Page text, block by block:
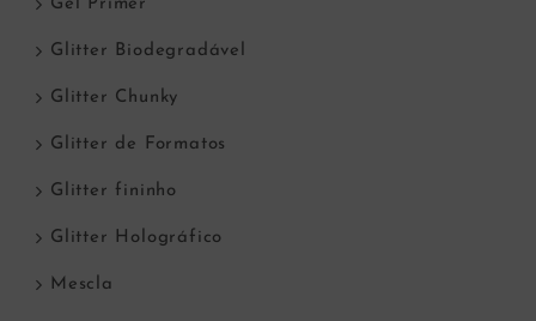
Gel Primer
Glitter Biodegradável
Glitter Chunky
Glitter de Formatos
Glitter fininho
Glitter Holográfico
Mescla